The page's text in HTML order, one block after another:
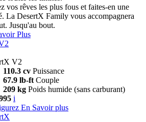
vos rêves les plus fous et faites-en une
La DesertX Family vous accompagnera
Jusqu'au bout.
Plus
V2
110.3 cv Puissance
67.9 lb-ft Couple
209 kg Poids humide (sans carburant)
i
En Savoir plus